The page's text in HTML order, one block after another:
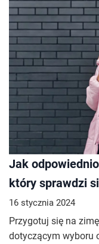
Jak
który sprawdzi
16 stycznia 2024
Przygotuj się na
dotyczącym wyboru